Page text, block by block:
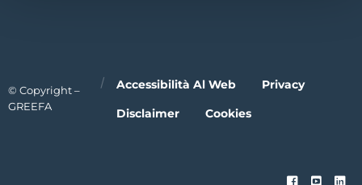
© Copyright –
GREEFA
Accessibilità Al Web Privacy
Disclaimer Cookies